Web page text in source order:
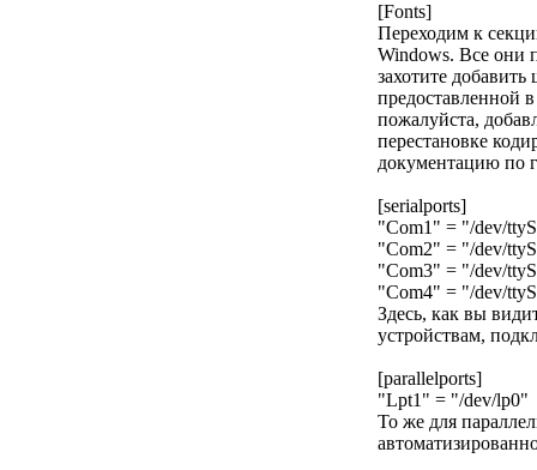
[Fonts]
Переходим к
Windows. Все они
захотите
предоставленной
пожалуйста,
перестановке
документацию по
[serialports]
"Com1" = "/dev/
"Com2" = "/dev/
"Com3" = "/dev/
"Com4" = "/dev/
Здесь, как вы
устройствам,
[parallelports]
"Lpt1" = "/dev/lp0"
То же для